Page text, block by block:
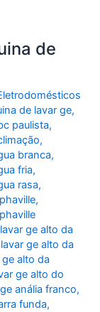
de
de lavar ge,
paulista,
,
branca,
fria,
rasa,
,
ge alto da
ge alto da
alto da
ge alto do
anália franco,
funda,